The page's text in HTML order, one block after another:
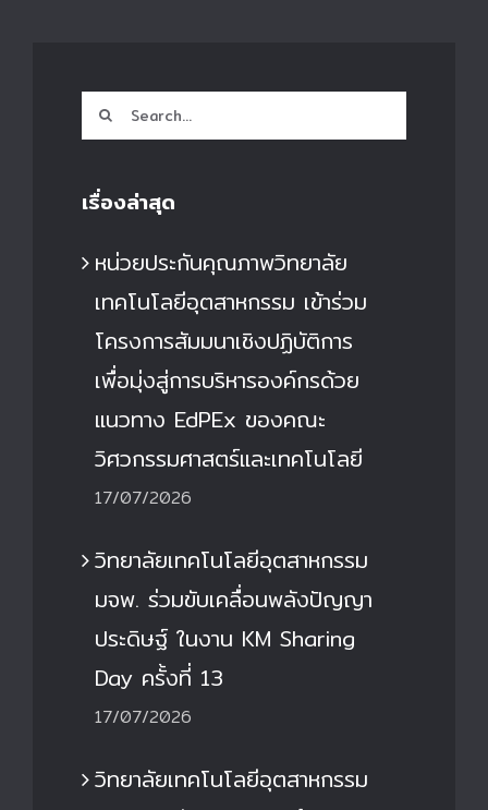
Search
for:
เรื่องล่าสุด
หน่วยประกันคุณภาพวิทยาลัย
เทคโนโลยีอุตสาหกรรม เข้าร่วม
โครงการสัมมนาเชิงปฏิบัติการ
เพื่อมุ่งสู่การบริหารองค์กรด้วย
แนวทาง EdPEx ของคณะ
วิศวกรรมศาสตร์และเทคโนโลยี
17/07/2026
วิทยาลัยเทคโนโลยีอุตสาหกรรม
มจพ. ร่วมขับเคลื่อนพลังปัญญา
ประดิษฐ์ ในงาน KM Sharing
Day ครั้งที่ 13
17/07/2026
วิทยาลัยเทคโนโลยีอุตสาหกรรม